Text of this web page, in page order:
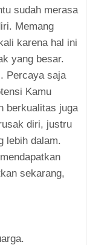
sudah merasa
Memang
karena hal ini
yang besar.
Percaya saja
Kamu
berkualitas juga
diri, justru
lebih dalam.
sekarang,